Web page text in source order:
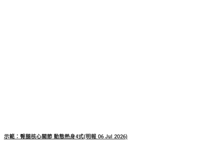
示範：臀腿核心關節 動態熱身4式(明報 06 Jul 2026)